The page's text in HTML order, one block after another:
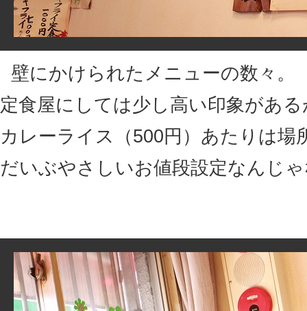
壁にかけられたメニューの数々。
定食屋にしては少し高い印象がある
カレーライス（500円）あたりは場
だいぶやさしいお値段設定なんじ